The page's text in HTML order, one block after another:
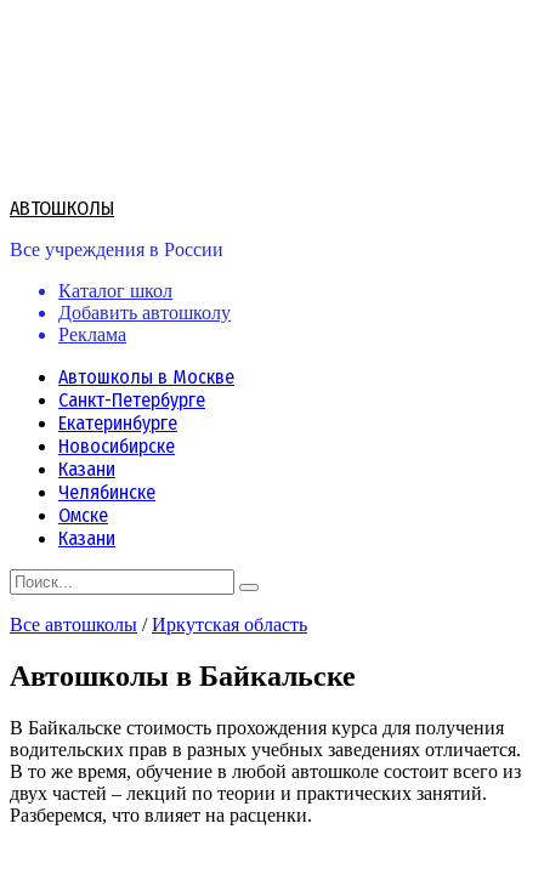
АВТОШКОЛЫ
Все учреждения в России
Каталог школ
Добавить автошколу
Реклама
Автошколы в Москве
Санкт-Петербурге
Екатеринбурге
Новосибирске
Казани
Челябинске
Омске
Казани
Search
for:
Все автошколы /Иркутская область
Автошколы в Байкальске
В Байкальске стоимость прохождения курса для получения
водительских прав в разных учебных заведениях отличается.
В то же время, обучение в любой автошколе состоит всего из
двух частей – лекций по теории и практических занятий.
Разберемся, что влияет на расценки.